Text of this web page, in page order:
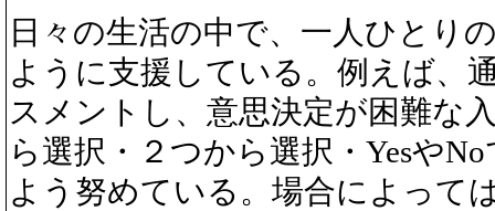
日々の生活の中で、一人ひとり
ように支援している。例えば、
スメントし、意思決定が困難な
ら選択・２つから選択・Yesや
よう努めている。場合によって